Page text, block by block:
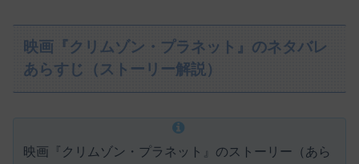
映画『クリムゾン・プラネット』のネタバレ
あらすじ（ストーリー解説）
映画『クリムゾン・プラネット』のストーリー（あら